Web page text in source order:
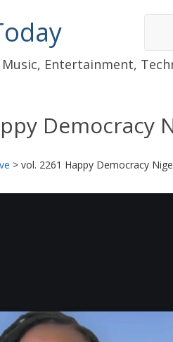
Entertainment,
Democracy
> vol. 2261 Happy Democracy